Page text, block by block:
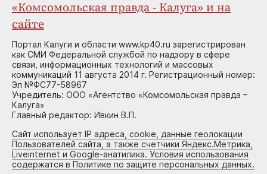
«Комсомольская правда - Калуга» и на
сайте
Портал Калуги и области www.kp40.ru зарегистрирован
как СМИ Федеральной службой по надзору в сфере
связи, информационных технологий и массовых
коммуникаций 11 августа 2014 г. Регистрационный номер:
Эл №ФС77-58967
Учредитель: ООО «Агентство «Комсомольская правда –
Калуга»
Главный редактор: Ивкин В.П.
Сайт использует IP адреса, cookie, данные геолокации
Пользователей сайта, а также счетчики Яндекс.Метрика,
Liveinternet и Google-анатилика. Условия использования
содержатся в Политике по защите персональных данных.